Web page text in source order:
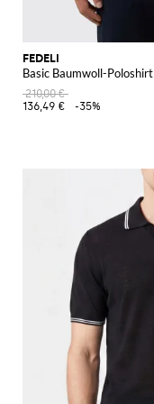
FEDELI
Basic Baumwoll-Poloshirt
210,00 €
136,49 €
-35%